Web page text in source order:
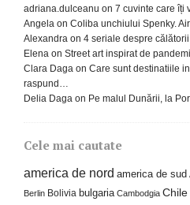
adriana.dulceanu on 7 cuvinte care îți
Angela on Coliba unchiului Spenky.
Alexandra on 4 seriale despre
Elena on Street art inspirat de
Clara Daga on Care sunt destinatiile
raspund…
Delia Daga on Pe malul Dunării, la
Cele mai cautate
america de nord america de sud
Berlin Bolivia bulgaria Cambodgia Chile